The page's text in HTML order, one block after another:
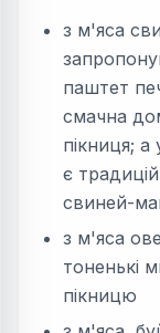
з м'яса
паштет
смачна
пікниця;
є
свиней-
з м'яса
тоненькі
пікницю